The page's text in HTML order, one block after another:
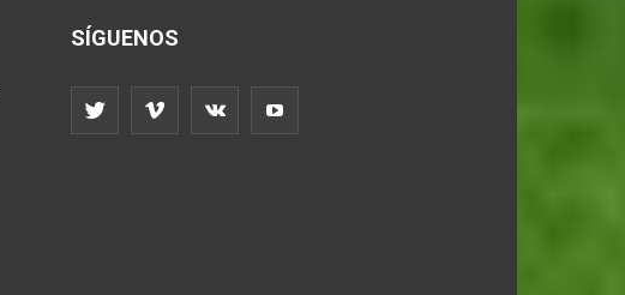
SÍGUENOS